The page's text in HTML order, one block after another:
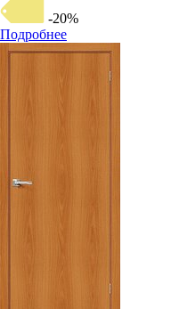
-20%
Подробнее